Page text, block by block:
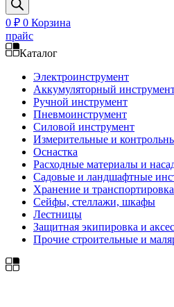
0 ₽ 0 Корзина
прайс
Каталог
Электроинструмент
Аккумуляторный
Ручной инструмент
Пневмоинструмент
Силовой инструмент
Измерительные и
Оснастка
Расходные материалы и
Садовые и ландшафтные
Хранение и
Сейфы, стеллажи, шкафы
Лестницы
Защитная экипировка и
Прочие строительные и